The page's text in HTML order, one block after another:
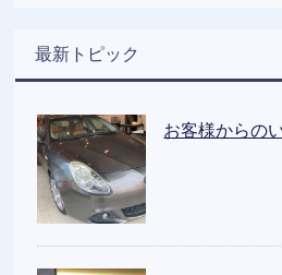
最新トピック
お客様からの